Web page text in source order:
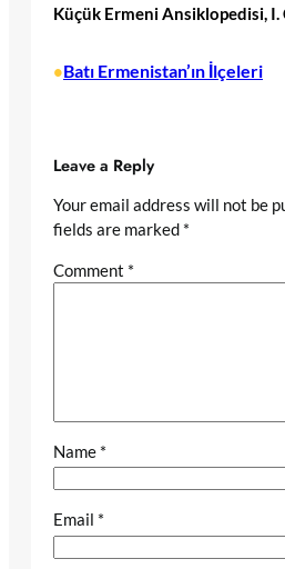
Küçük Ermeni Ansiklopedisi, I.
•Batı Ermenistan’ın İlçeleri
Leave a Reply
Your email address will not be
fields are marked *
Comment *
Name *
Email *